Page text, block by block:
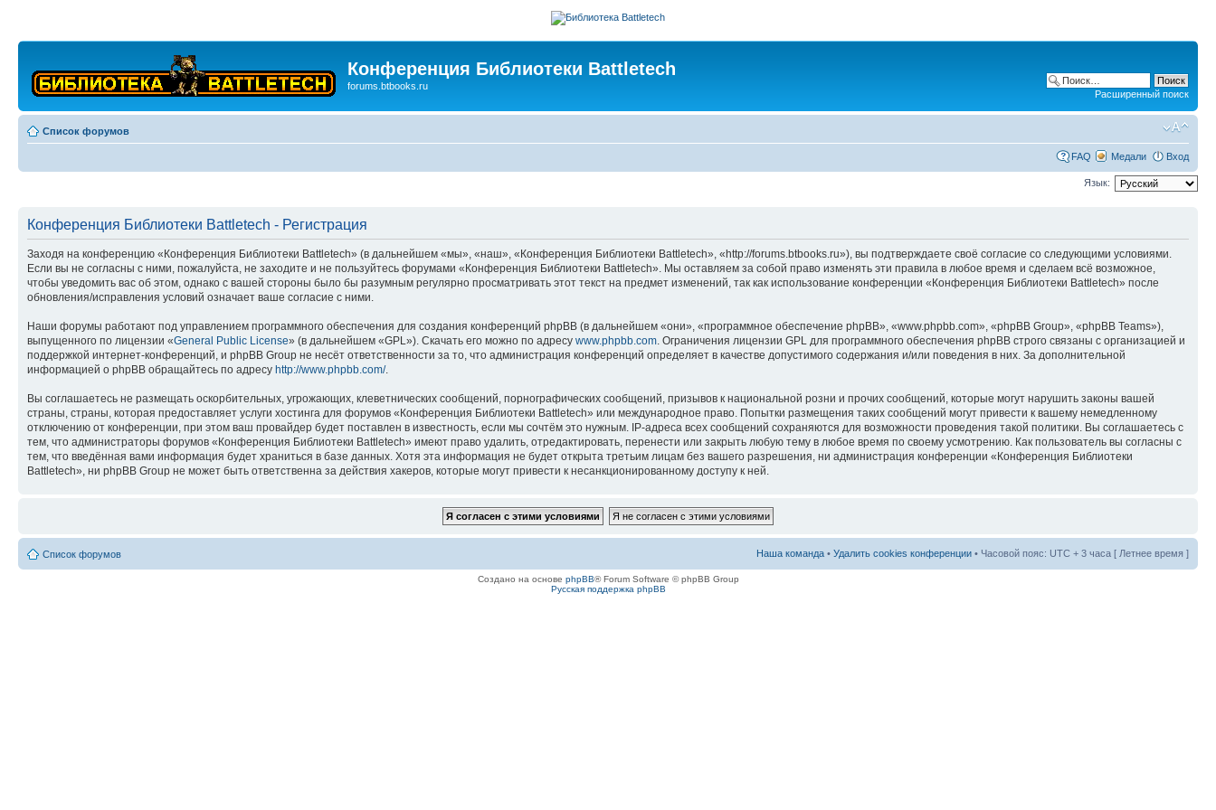
Конференция Библиотеки Battletech
forums.btbooks.ru
Расширенный поиск
Список форумов
FAQ Медали Вход
Язык:
Конференция Библиотеки Battletech - Регистрация
Заходя на конференцию «Конференция Библиотеки Battletech» (в дальнейшем «мы», «наш», «Конференция Библиотеки Battletech», «http://forums.btbooks.ru»), вы подтверждаете своё согласие со следующими условиями.
Если вы не согласны с ними, пожалуйста, не заходите и не пользуйтесь форумами «Конференция Библиотеки Battletech». Мы оставляем за собой право изменять эти правила в любое время и сделаем всё возможное,
чтобы уведомить вас об этом, однако с вашей стороны было бы разумным регулярно просматривать этот текст на предмет изменений, так как использование конференции «Конференция Библиотеки Battletech» после
обновления/исправления условий означает ваше согласие с ними.
Наши форумы работают под управлением программного обеспечения для создания конференций phpBB (в дальнейшем «они», «программное обеспечение phpBB», «www.phpbb.com», «phpBB Group», «phpBB Teams»),
выпущенного по лицензии «General Public License» (в дальнейшем «GPL»). Скачать его можно по адресу www.phpbb.com . Ограничения лицензии GPL для программного обеспечения phpBB строго связаны с организацией и
поддержкой интернет-конференций, и phpBB Group не несёт ответственности за то, что администрация конференций определяет в качестве допустимого содержания и/или поведения в них. За дополнительной
информацией о phpBB обращайтесь по адресу http://www.phpbb.com/.
Вы соглашаетесь не размещать оскорбительных, угрожающих, клеветнических сообщений, порнографических сообщений, призывов к национальной розни и прочих сообщений, которые могут нарушить законы вашей
страны, страны, которая предоставляет услуги хостинга для форумов «Конференция Библиотеки Battletech» или международное право. Попытки размещения таких сообщений могут привести к вашему немедленному
отключению от конференции, при этом ваш провайдер будет поставлен в известность, если мы сочтём это нужным. IP-адреса всех сообщений сохраняются для возможности проведения такой политики. Вы соглашаетесь с
тем, что администраторы форумов «Конференция Библиотеки Battletech» имеют право удалить, отредактировать, перенести или закрыть любую тему в любое время по своему усмотрению. Как пользователь вы согласны с
тем, что введённая вами информация будет храниться в базе данных. Хотя эта информация не будет открыта третьим лицам без вашего разрешения, ни администрация конференции «Конференция Библиотеки
Battletech», ни phpBB Group не может быть ответственна за действия хакеров, которые могут привести к несанкционированному доступу к ней.
Список форумов Наша команда • Удалить cookies конференции • Часовой пояс: UTC + 3 часа [ Летнее время ]
Создано на основе phpBB® Forum Software © phpBB Group
Русская поддержка phpBB